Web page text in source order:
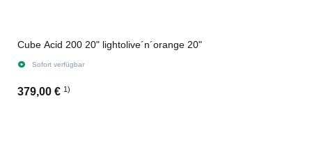
Cube Acid 200 20" lightolive´n´orange 20"
Sofort verfügbar
379,00 € 1)